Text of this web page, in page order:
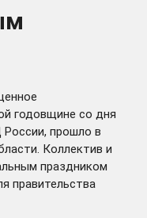
годовщине со дня
прошло в
Коллектив и
праздником
правительства